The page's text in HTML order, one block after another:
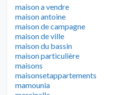
maison a vendre
maison antoine
maison de campagne
maison de ville
maison du bassin
maison particulière
maisons
maisonsetappartements
mamounia